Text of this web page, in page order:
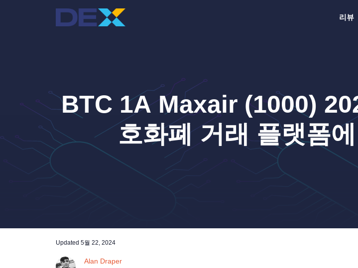
리뷰
BTC 1A Maxair (1000)
호화폐 거래 플랫폼
Updated 5월 22, 2024
Alan Draper